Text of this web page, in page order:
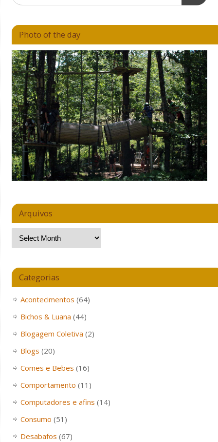
Photo of the day
Arquivos
Categorias
Acontecimentos (64)
Bichos & Luana (44)
Blogagem Coletiva (2)
Blogs (20)
Comes e Bebes (16)
Comportamento (11)
Computadores e afins (14)
Consumo (51)
Desabafos (67)